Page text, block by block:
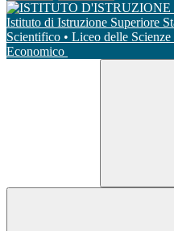
Istituto di Istruzione Superiore
Scientifico • Liceo delle
Economico